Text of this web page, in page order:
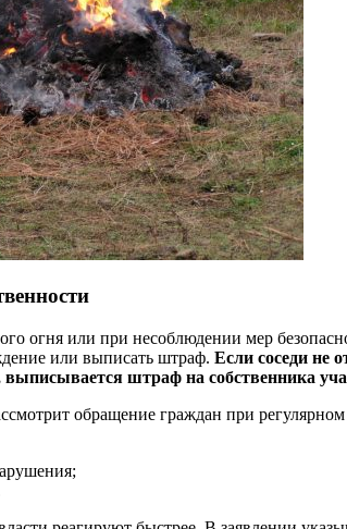
огня или при несоблюдении мер
или выписать штраф. Если соседи не
выписывается штраф на собственника
обращение граждан при